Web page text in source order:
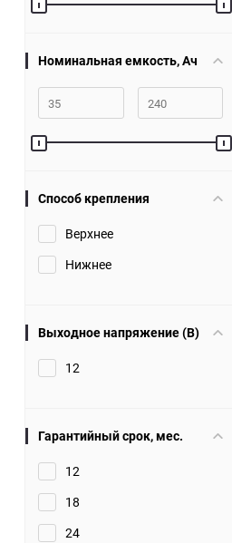
Номинальная емкость, Ач
Способ крепления
Верхнее
Нижнее
Выходное напряжение (В)
12
Гарантийный срок, мес.
12
18
24